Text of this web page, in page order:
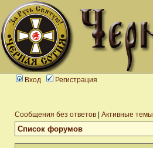
Вход Регистрация
Сообщения без ответов Активные темы
Список форумов